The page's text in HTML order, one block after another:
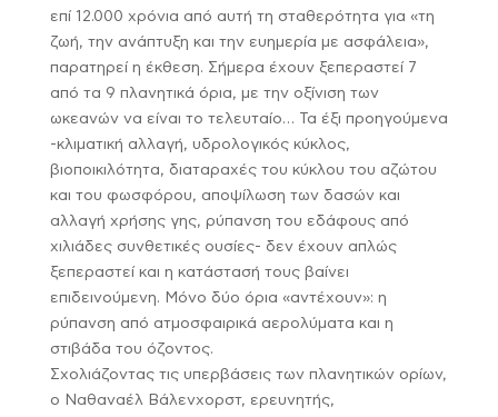
επί 12.000 χρόνια από αυτή τη σταθερότητα για «τη
ζωή, την ανάπτυξη και την ευημερία με ασφάλεια»,
παρατηρεί η έκθεση. Σήμερα έχουν ξεπεραστεί 7
από τα 9 πλανητικά όρια, με την οξίνιση των
ωκεανών να είναι το τελευταίο… Τα έξι προηγούμενα
-κλιματική αλλαγή, υδρολογικός κύκλος,
βιοποικιλότητα, διαταραχές του κύκλου του αζώτου
και του φωσφόρου, αποψίλωση των δασών και
αλλαγή χρήσης γης, ρύπανση του εδάφους από
χιλιάδες συνθετικές ουσίες- δεν έχουν απλώς
ξεπεραστεί και η κατάστασή τους βαίνει
επιδεινούμενη. Μόνο δύο όρια «αντέχουν»: η
ρύπανση από ατμοσφαιρικά αερολύματα και η
στιβάδα του όζοντος.
Σχολιάζοντας τις υπερβάσεις των πλανητικών ορίων,
ο Ναθαναέλ Βάλενχορστ, ερευνητής,